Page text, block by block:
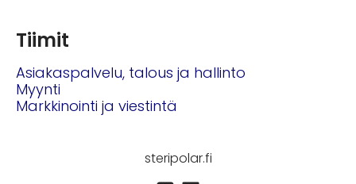
Tiimit
Asiakaspalvelu, talous ja hallinto
Myynti
Markkinointi ja viestintä
steripolar.fi